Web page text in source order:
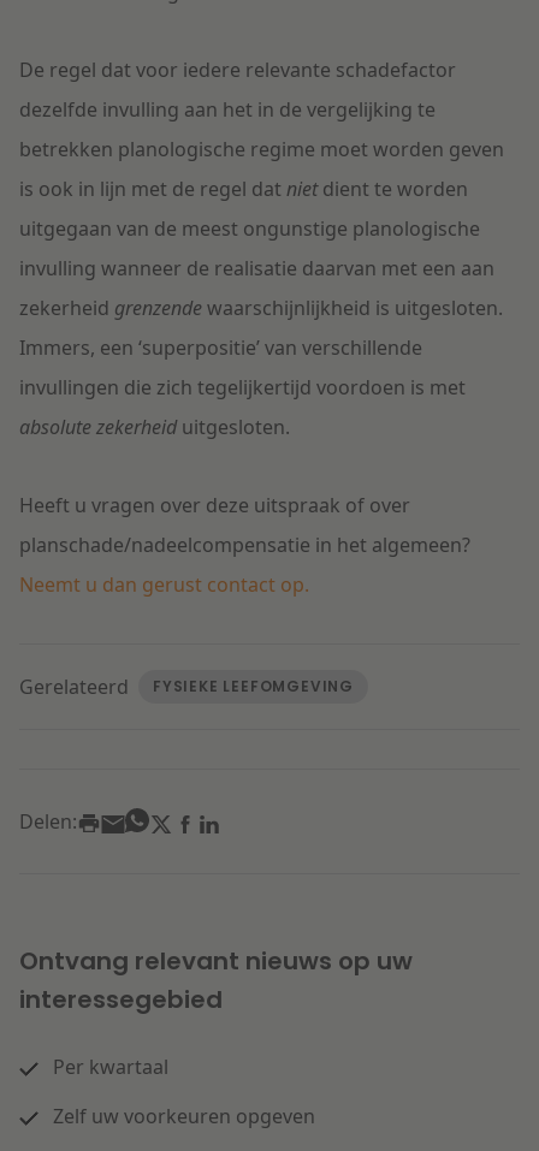
De regel dat voor iedere relevante schadefactor
dezelfde invulling aan het in de vergelijking te
betrekken planologische regime moet worden geven
is ook in lijn met de regel dat nietdient te worden
uitgegaan van de meest ongunstige planologische
invulling wanneer de realisatie daarvan met een aan
zekerheid grenzendewaarschijnlijkheid is uitgesloten.
Immers, een ‘superpositie’ van verschillende
invullingen die zich tegelijkertijd voordoen is met
absolute zekerheiduitgesloten.
Heeft u vragen over deze uitspraak of over
planschade/nadeelcompensatie in het algemeen?
Neemt u dan gerust contact op.
Gerelateerd FYSIEKE LEEFOMGEVING
Delen:
Ontvang relevant nieuws op uw
interessegebied
Per kwartaal
Zelf uw voorkeuren opgeven